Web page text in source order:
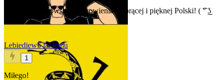
@rymson-rymowski
Pozdrowienia z gorącej i pięknej Polski! ( ͡° ͜ʖ
Lebiediew5 lat temu
1
Miłego!